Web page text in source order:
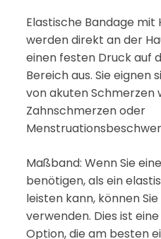
Elastische Bandage mit
werden direkt an der
einen festen Druck auf
Bereich aus. Sie eignen
von akuten Schmerzen
Zahnschmerzen oder
Maßband: Wenn Sie
benötigen, als ein
leisten kann, können
verwenden. Dies ist
Option, die am besten